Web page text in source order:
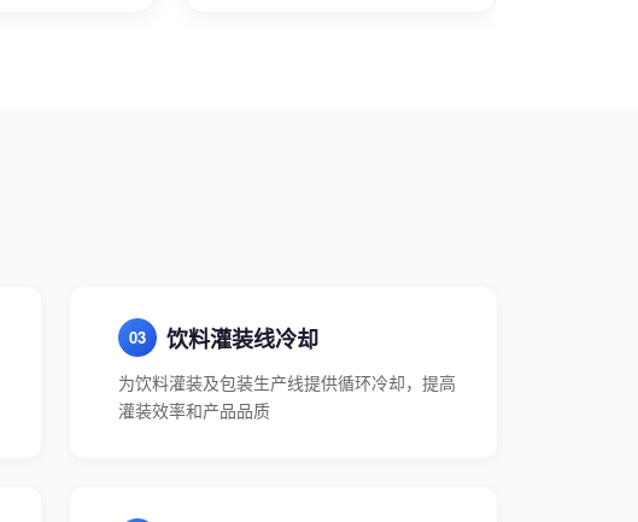
饮料灌装线冷却
为饮料灌装及包装生产线提供循环冷却，提高
灌装效率和产品品质